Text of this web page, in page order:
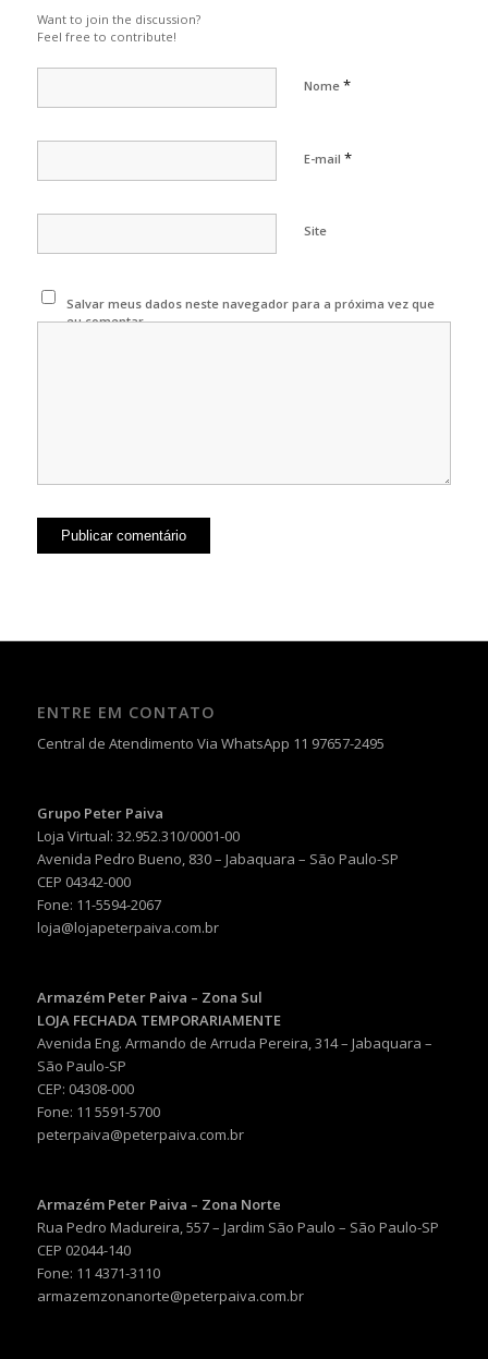
Want to join the discussion?
Feel free to contribute!
Nome *
E-mail *
Site
Salvar meus dados neste navegador para a próxima vez que
eu comentar.
ENTRE EM CONTATO
Central de Atendimento Via WhatsApp 11 97657-2495
Grupo Peter Paiva
Loja Virtual: 32.952.310/0001-00
Avenida Pedro Bueno, 830 – Jabaquara – São Paulo-SP
CEP 04342-000
Fone: 11-5594-2067
loja@lojapeterpaiva.com.br
Armazém Peter Paiva – Zona Sul
LOJA FECHADA TEMPORARIAMENTE
Avenida Eng. Armando de Arruda Pereira, 314 – Jabaquara –
São Paulo-SP
CEP: 04308-000
Fone: 11 5591-5700
peterpaiva@peterpaiva.com.br
Armazém Peter Paiva – Zona Norte
Rua Pedro Madureira, 557 – Jardim São Paulo – São Paulo-SP
CEP 02044-140
Fone: 11 4371-3110
armazemzonanorte@peterpaiva.com.br